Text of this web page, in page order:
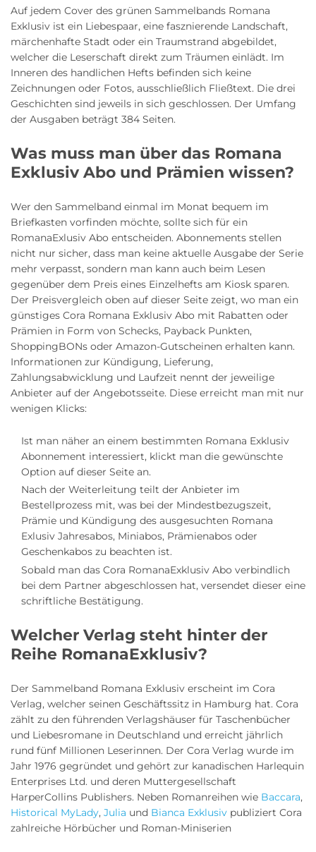
Auf jedem Cover des grünen Sammelbands Romana
Exklusiv ist ein Liebespaar, eine fasznierende Landschaft,
märchenhafte Stadt oder ein Traumstrand abgebildet,
welcher die Leserschaft direkt zum Träumen einlädt. Im
Inneren des handlichen Hefts befinden sich keine
Zeichnungen oder Fotos, ausschließlich Fließtext. Die drei
Geschichten sind jeweils in sich geschlossen. Der Umfang
der Ausgaben beträgt 384 Seiten.
Was muss man über das Romana
Exklusiv Abo und Prämien wissen?
Wer den Sammelband einmal im Monat bequem im
Briefkasten vorfinden möchte, sollte sich für ein
RomanaExlusiv Abo entscheiden. Abonnements stellen
nicht nur sicher, dass man keine aktuelle Ausgabe der Serie
mehr verpasst, sondern man kann auch beim Lesen
gegenüber dem Preis eines Einzelhefts am Kiosk sparen.
Der Preisvergleich oben auf dieser Seite zeigt, wo man ein
günstiges Cora Romana Exklusiv Abo mit Rabatten oder
Prämien in Form von Schecks, Payback Punkten,
ShoppingBONs oder Amazon-Gutscheinen erhalten kann.
Informationen zur Kündigung, Lieferung,
Zahlungsabwicklung und Laufzeit nennt der jeweilige
Anbieter auf der Angebotsseite. Diese erreicht man mit nur
wenigen Klicks:
Ist man näher an einem bestimmten Romana Exklusiv
Abonnement interessiert, klickt man die gewünschte
Option auf dieser Seite an.
Nach der Weiterleitung teilt der Anbieter im
Bestellprozess mit, was bei der Mindestbezugszeit,
Prämie und Kündigung des ausgesuchten Romana
Exlusiv Jahresabos, Miniabos, Prämienabos oder
Geschenkabos zu beachten ist.
Sobald man das Cora RomanaExklusiv Abo verbindlich
bei dem Partner abgeschlossen hat, versendet dieser eine
schriftliche Bestätigung.
Welcher Verlag steht hinter der
Reihe RomanaExklusiv?
Der Sammelband Romana Exklusiv erscheint im Cora
Verlag, welcher seinen Geschäftssitz in Hamburg hat. Cora
zählt zu den führenden Verlagshäuser für Taschenbücher
und Liebesromane in Deutschland und erreicht jährlich
rund fünf Millionen Leserinnen. Der Cora Verlag wurde im
Jahr 1976 gegründet und gehört zur kanadischen Harlequin
Enterprises Ltd. und deren Muttergesellschaft
HarperCollins Publishers. Neben Romanreihen wie Baccara,
Historical MyLady, Julia und Bianca Exklusiv publiziert Cora
zahlreiche Hörbücher und Roman-Miniserien